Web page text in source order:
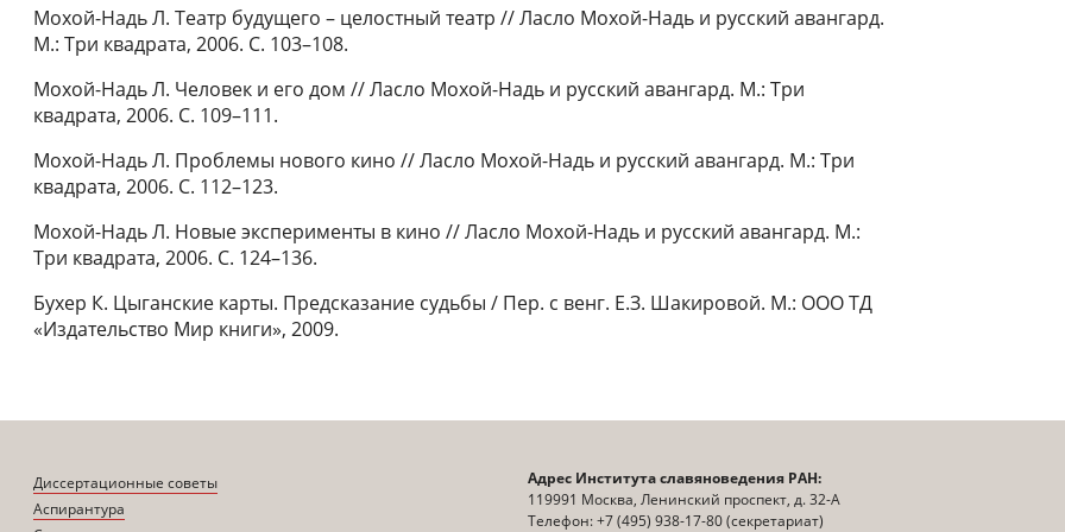
Мохой-Надь Л. Театр будущего – целостный театр // Ласло Мохой-Надь и русский авангард.
М.: Три квадрата, 2006. С. 103–108.
Мохой-Надь Л. Человек и его дом // Ласло Мохой-Надь и русский авангард. М.: Три
квадрата, 2006. С. 109–111.
Мохой-Надь Л. Проблемы нового кино // Ласло Мохой-Надь и русский авангард. М.: Три
квадрата, 2006. С. 112–123.
Мохой-Надь Л. Новые эксперименты в кино // Ласло Мохой-Надь и русский авангард. М.:
Три квадрата, 2006. С. 124–136.
Бухер К. Цыганские карты. Предсказание судьбы / Пер. с венг. Е.З. Шакировой. М.: ООО ТД
«Издательство Мир книги», 2009.
Диссертационные советы
Аспирантура
Адрес Института славяноведения РАН:
119991 Москва, Ленинский проспект, д. 32-А
Телефон: +7 (495) 938-17-80 (секретариат)